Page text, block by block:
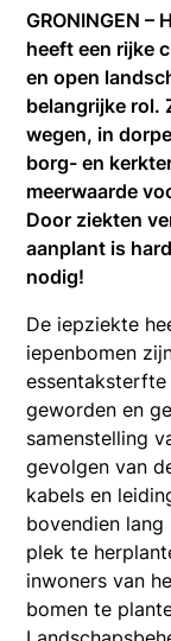
GRONINGEN
heeft een rijke
en open
belangrijke rol.
wegen, in
borg- en
meerwaarde
Door ziekten
aanplant is
nodig!
De iepziekte
iepenbomen
geworden en
samenstelling
gevolgen van
kabels en
bovendien
plek te
inwoners van
bomen te